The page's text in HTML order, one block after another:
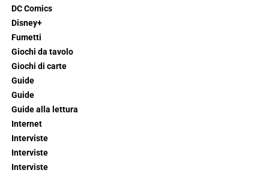
DC Comics
Disney+
Fumetti
Giochi da tavolo
Giochi di carte
Guide
Guide
Guide alla lettura
Internet
Interviste
Interviste
Interviste